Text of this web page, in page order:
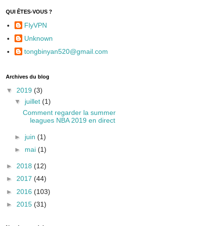
QUI ÊTES-VOUS ?
FlyVPN
Unknown
tongbinyan520@gmail.com
Archives du blog
▼ 2019 (3)
▼ juillet (1)
Comment regarder la summer
leagues NBA 2019 en direct
► juin (1)
► mai (1)
► 2018 (12)
► 2017 (44)
► 2016 (103)
► 2015 (31)